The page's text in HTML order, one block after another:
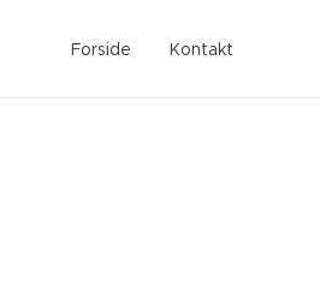
Forside Kontakt